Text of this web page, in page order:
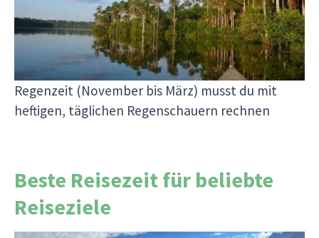
Klima mit hoher Luftfeuchtigkeit. Die beste
Reisezeit ist hier die Trockenzeit von April bis
Oktober, wenn die Temperaturen über 35°C
steigen können und es weniger regnet. In der
Regenzeit (November bis März) musst du mit
heftigen, täglichen Regenschauern rechnen
Beste Reisezeit für beliebte
Reiseziele